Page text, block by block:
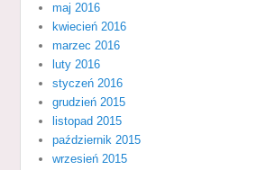
maj 2016
kwiecień 2016
marzec 2016
luty 2016
styczeń 2016
grudzień 2015
listopad 2015
październik 2015
wrzesień 2015